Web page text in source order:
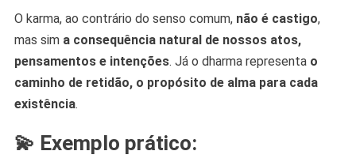
O karma, ao contrário do senso comum, não é castigo,
mas sim a consequência natural de nossos atos,
pensamentos e intenções. Já o dharma representa o
caminho de retidão, o propósito de alma para cada
existência.
💫 Exemplo prático: